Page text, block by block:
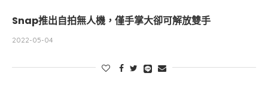
Snap推出自拍無人機，僅手掌大卻可解放雙手
2022-05-04